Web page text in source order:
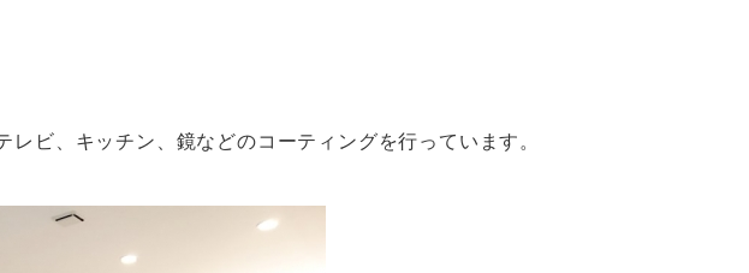
ビ、キッチン、鏡などのコーティングを行っています。